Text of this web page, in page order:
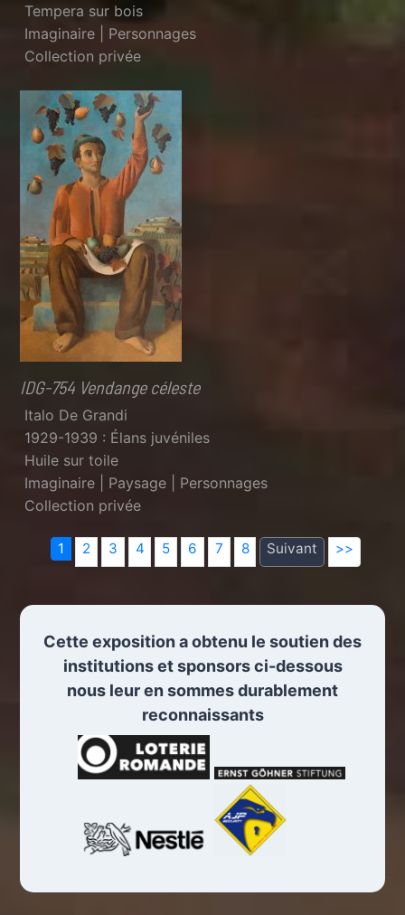
Tempera sur bois
Imaginaire | Personnages
Collection privée
IDG-754 Vendange céleste
Italo De Grandi
1929-1939 : Élans juvéniles
Huile sur toile
Imaginaire | Paysage | Personnages
Collection privée
1 2 3 4 5 6 7 8 Suivant >>
Cette exposition a obtenu le soutien des
institutions et sponsors ci-dessous
nous leur en sommes durablement
reconnaissants